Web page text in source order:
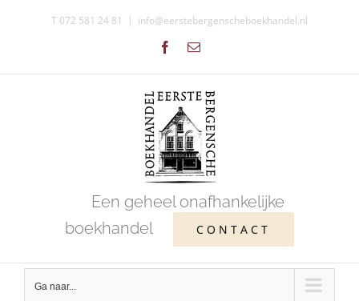
T 072 581 24 81 | info@eerstebergenscheboekhandel.nl
Facebook
E-
Een geheel onafhankelijke
boekhandel
CONTACT
Ga naar...